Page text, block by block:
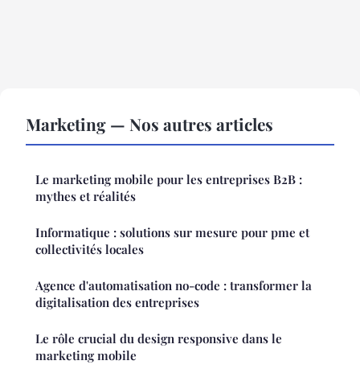
Marketing — Nos autres articles
Le marketing mobile pour les entreprises B2B :
mythes et réalités
Informatique : solutions sur mesure pour pme et
collectivités locales
Agence d'automatisation no-code : transformer la
digitalisation des entreprises
Le rôle crucial du design responsive dans le
marketing mobile